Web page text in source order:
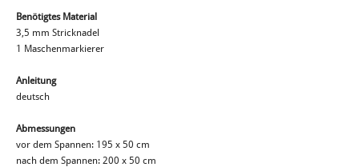
Benötigtes Material
3,5 mm Stricknadel
1 Maschenmarkierer
Anleitung
deutsch
Abmessungen
vor dem Spannen: 195 x 50 cm
nach dem Spannen: 200 x 50 cm